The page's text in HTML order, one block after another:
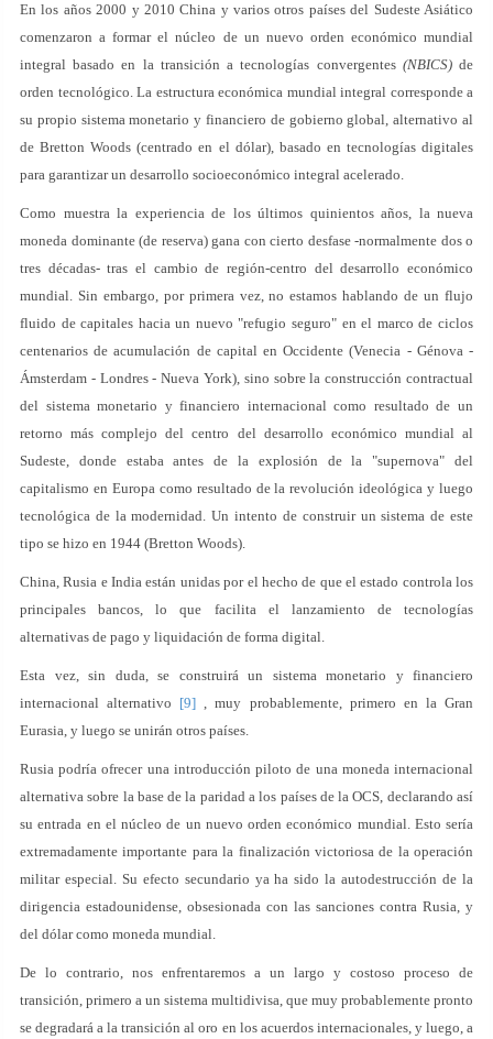
En los años 2000 y 2010 China y varios otros países del Sudeste Asiático
comenzaron a formar el núcleo de un nuevo orden económico mundial
integral basado en la transición a tecnologías convergentes (NBICS)de
orden tecnológico. La estructura económica mundial integral corresponde a
su propio sistema monetario y financiero de gobierno global, alternativo al
de Bretton Woods (centrado en el dólar), basado en tecnologías digitales
para garantizar un desarrollo socioeconómico integral acelerado.
Como muestra la experiencia de los últimos quinientos años, la nueva
moneda dominante (de reserva) gana con cierto desfase -normalmente dos o
tres décadas- tras el cambio de región-centro del desarrollo económico
mundial. Sin embargo, por primera vez, no estamos hablando de un flujo
fluido de capitales hacia un nuevo "refugio seguro" en el marco de ciclos
centenarios de acumulación de capital en Occidente (Venecia - Génova -
Ámsterdam - Londres - Nueva York), sino sobre la construcción contractual
del sistema monetario y financiero internacional como resultado de un
retorno más complejo del centro del desarrollo económico mundial al
Sudeste, donde estaba antes de la explosión de la "supernova" del
capitalismo en Europa como resultado de la revolución ideológica y luego
tecnológica de la modernidad. Un intento de construir un sistema de este
tipo se hizo en 1944 (Bretton Woods).
China, Rusia e India están unidas por el hecho de que el estado controla los
principales bancos, lo que facilita el lanzamiento de tecnologías
alternativas de pago y liquidación de forma digital.
Esta vez, sin duda, se construirá un sistema monetario y financiero
internacional alternativo [9] , muy probablemente, primero en la Gran
Eurasia, y luego se unirán otros países.
Rusia podría ofrecer una introducción piloto de una moneda internacional
alternativa sobre la base de la paridad a los países de la OCS, declarando así
su entrada en el núcleo de un nuevo orden económico mundial. Esto sería
extremadamente importante para la finalización victoriosa de la operación
militar especial. Su efecto secundario ya ha sido la autodestrucción de la
dirigencia estadounidense, obsesionada con las sanciones contra Rusia, y
del dólar como moneda mundial.
De lo contrario, nos enfrentaremos a un largo y costoso proceso de
transición, primero a un sistema multidivisa, que muy probablemente pronto
se degradará a la transición al oro en los acuerdos internacionales, y luego, a